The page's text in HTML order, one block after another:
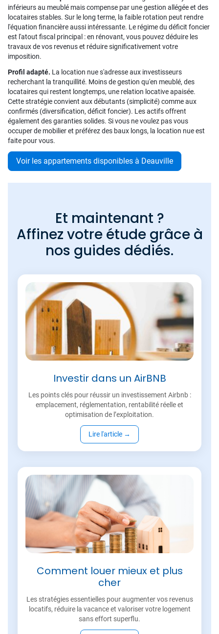
inférieurs au meublé mais compense par une gestion allégée et des
locataires stables. Sur le long terme, la faible rotation peut rendre
l'équation financière aussi intéressante. Le régime du déficit foncier
est l'atout fiscal principal : en rénovant, vous pouvez déduire les
travaux de vos revenus et réduire significativement votre
imposition.
Profil adapté. La location nue s'adresse aux investisseurs
recherchant la tranquillité. Moins de gestion qu'en meublé, des
locataires qui restent longtemps, une relation locative apaisée.
Cette stratégie convient aux débutants (simplicité) comme aux
confirmés (diversification, déficit foncier). Les actifs offrent
également des garanties solides. Si vous ne voulez pas vous
occuper de mobilier et préférez des baux longs, la location nue est
faite pour vous.
Voir les appartements disponibles à Deauville
Et maintenant ?
Affinez votre étude grâce à
nos guides dédiés.
Investir dans un AirBNB
Les points clés pour réussir un investissement Airbnb :
emplacement, réglementation, rentabilité réelle et
optimisation de l’exploitation.
Lire l'article →
Comment louer mieux et plus
cher
Les stratégies essentielles pour augmenter vos revenus
locatifs, réduire la vacance et valoriser votre logement
sans effort superflu.